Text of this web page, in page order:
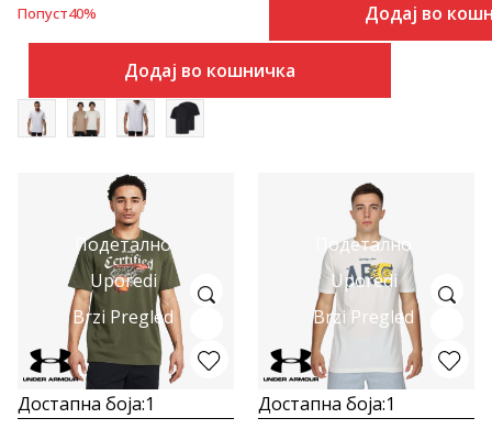
Попуст40%
Додај во кошничка
Додај во
Подетално
Uporedi
Brzi Pregled
Достапна боја:1
Подетално
Uporedi
Brzi Pregled
Достапна боја:1